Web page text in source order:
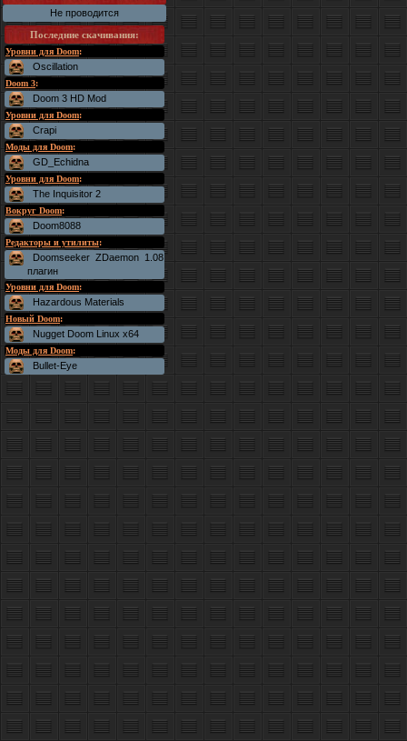
Не проводится
Последние скачивания:
Уровни для Doom:
Oscillation
Doom 3:
Doom 3 HD Mod
Уровни для Doom:
Crapi
Моды для Doom:
GD_Echidna
Уровни для Doom:
The Inquisitor 2
Вокруг Doom:
Doom8088
Редакторы и утилиты:
Doomseeker ZDaemon 1.08
плагин
Уровни для Doom:
Hazardous Materials
Новый Doom:
Nugget Doom Linux x64
Моды для Doom:
Bullet-Eye